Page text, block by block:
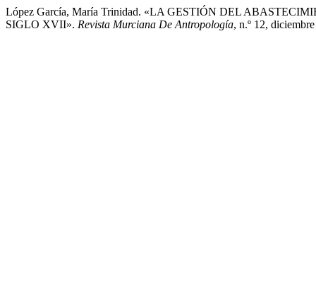
López García, María Trinidad. «LA GESTIÓN DEL
SIGLO XVII». Revista Murciana De Antropología, n.º 12,